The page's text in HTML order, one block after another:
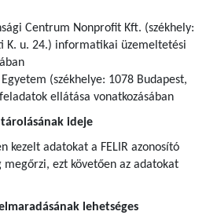
Centrum Nonprofit Kft. (székhely:
K. u. 24.) informatikai üzemeltetési
(székhelye: 1078 Budapest,
ellátása vonatkozásában
ideje
kezelt adatokat a FELIR azonosító
ezt követően az adatokat
lehetséges